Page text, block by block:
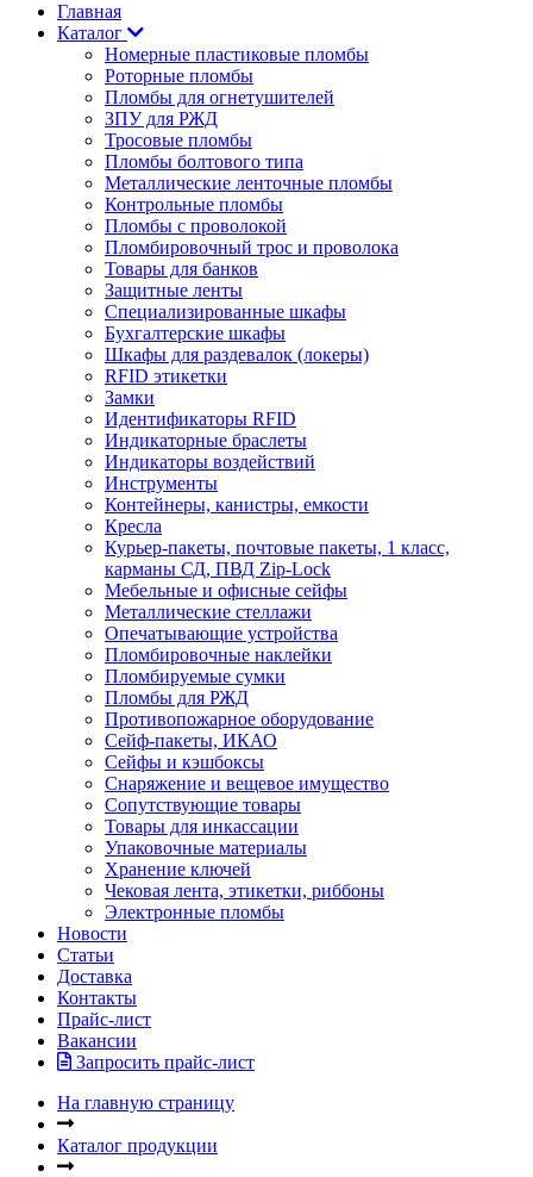
Главная
Каталог
Номерные пластиковые пломбы
Роторные пломбы
Пломбы для огнетушителей
ЗПУ для РЖД
Тросовые пломбы
Пломбы болтового типа
Металлические ленточные пломбы
Контрольные пломбы
Пломбы с проволокой
Пломбировочный трос и проволока
Товары для банков
Защитные ленты
Cпециализированные шкафы
Бухгалтерские шкафы
Шкафы для раздевалок (локеры)
RFID этикетки
Замки
Идентификаторы RFID
Индикаторные браслеты
Индикаторы воздействий
Инструменты
Контейнеры, канистры, емкости
Кресла
Курьер-пакеты, почтовые пакеты, 1 класс,
карманы СД, ПВД Zip-Lock
Мебельные и офисные сейфы
Металлические стеллажи
Опечатывающие устройства
Пломбировочные наклейки
Пломбируемые сумки
Пломбы для РЖД
Противопожарное оборудование
Сейф-пакеты, ИКАО
Сейфы и кэшбоксы
Снаряжение и вещевое имущество
Сопутствующие товары
Товары для инкассации
Упаковочные материалы
Хранение ключей
Чековая лента, этикетки, риббоны
Электронные пломбы
Новости
Статьи
Доставка
Контакты
Прайс-лист
Вакансии
Запросить прайс-лист
На главную страницу
Каталог продукции